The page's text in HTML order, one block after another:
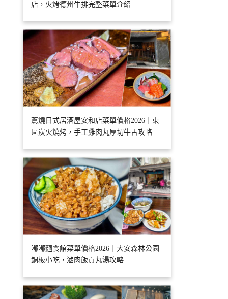
店，火烤德州牛排完整菜單介紹
蔦燒日式居酒屋安和店菜單價格2026｜東
區炭火燒烤，手工雞肉丸厚切牛舌攻略
嘟嘟麵食館菜單價格2026｜大安森林公園
銅板小吃，滷肉飯貢丸湯攻略